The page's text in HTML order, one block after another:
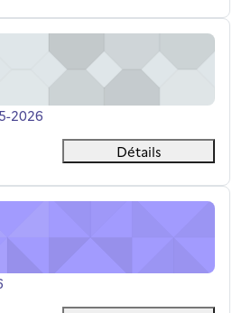
2026
2026
Détails